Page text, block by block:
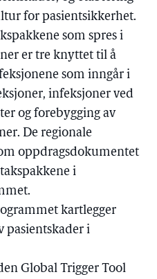
for pasientsikkerhet.
som spres i
er tre knyttet til å
som inngår i
infeksjoner ved
og forebygging av
De regionale
oppdragsdokumentet
i
kartlegger
pasientskader i
Global Trigger Tool